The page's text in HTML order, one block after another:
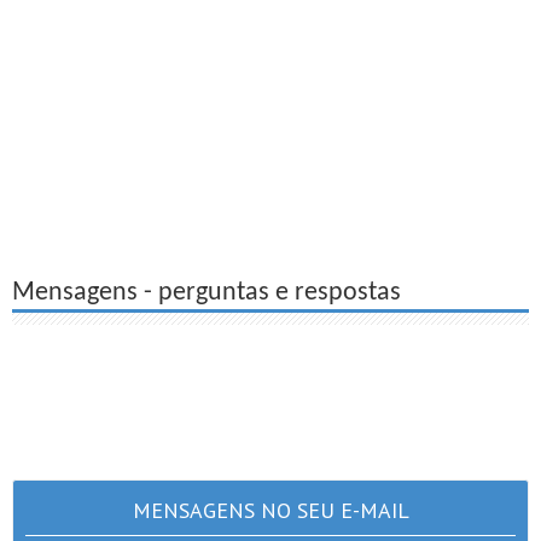
Mensagens - perguntas e respostas
MENSAGENS NO SEU E-MAIL